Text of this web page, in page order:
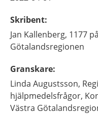
Skribent:
Jan Kallenberg, 1177
Götalandsregionen
Granskare:
Linda Augustsson,
hjälpmedelsfrågor,
Västra